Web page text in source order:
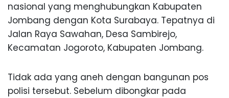
nasional yang menghubungkan Kabupaten
Jombang dengan Kota Surabaya. Tepatnya di
Jalan Raya Sawahan, Desa Sambirejo,
Kecamatan Jogoroto, Kabupaten Jombang.
Tidak ada yang aneh dengan bangunan pos
polisi tersebut. Sebelum dibongkar pada